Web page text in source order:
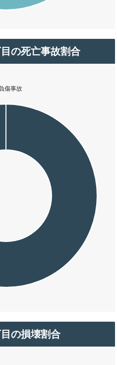
の死亡事故割合
の損壊割合